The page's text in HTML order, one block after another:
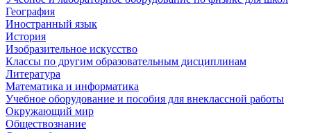
География
Иностранный язык
История
Изобразительное искусство
Классы по другим образовательным дисциплинам
Литература
Математика и информатика
Учебное оборудование и пособия для внеклассной работы
Окружающий мир
Обществознание